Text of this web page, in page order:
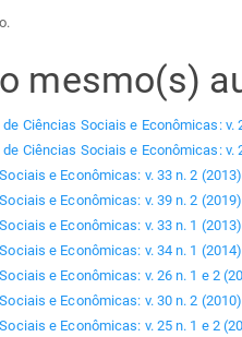
mesmo(s)
de Ciências Sociais e Econômicas: v.
de Ciências Sociais e Econômicas: v.
e Econômicas: v. 33 n. 2 (2013)
e Econômicas: v. 39 n. 2 (2019)
e Econômicas: v. 33 n. 1 (2013)
e Econômicas: v. 34 n. 1 (2014)
e Econômicas: v. 26 n. 1 e 2
e Econômicas: v. 30 n. 2 (2010)
e Econômicas: v. 25 n. 1 e 2